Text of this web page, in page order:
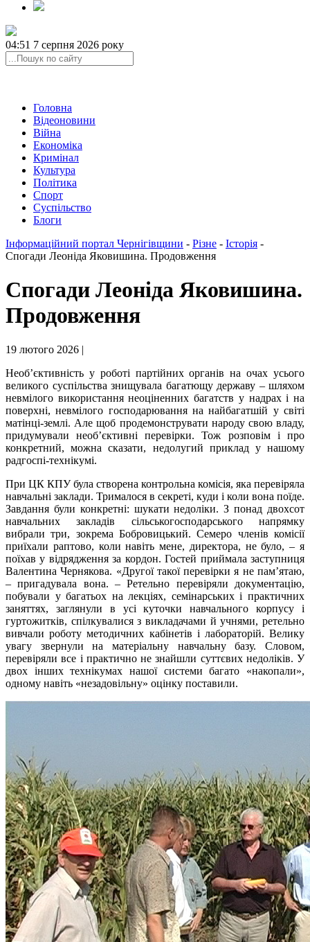
04:51 7 серпня 2026 року
Головна
Відеоновини
Війна
Економіка
Кримінал
Культура
Політика
Спорт
Суспільство
Блоги
Інформаційний портал Чернігівщини - Різне - Історія -
Спогади Леоніда Яковишина. Продовження
Спогади Леоніда Яковишина.
Продовження
19 лютого 2026 |
Необ’єктивність у роботі партійних органів на очах усього
великого суспільства знищувала багатющу державу – шляхом
невмілого використання неоціненних багатств у надрах і на
поверхні, невмілого господарювання на найбагатшій у світі
матінці-землі. Але щоб продемонструвати народу свою владу,
придумували необ’єктивні перевірки. Тож розповім і про
конкретний, можна сказати, недолугий приклад у нашому
радгоспі-технікумі.
При ЦК КПУ була створена контрольна комісія, яка перевіряла
навчальні заклади. Трималося в секреті, куди і коли вона поїде.
Завдання були конкретні: шукати недоліки. З понад двохсот
навчальних закладів сільськогосподарського напрямку
вибрали три, зокрема Бобровицький. Семеро членів комісії
приїхали раптово, коли навіть мене, директора, не було, – я
поїхав у відрядження за кордон. Гостей приймала заступниця
Валентина Чернякова. «Другої такої перевірки я не пам’ятаю,
– пригадувала вона. – Ретельно перевіряли документацію,
побували у багатьох на лекціях, семінарських і практичних
заняттях, заглянули в усі куточки навчального корпусу і
гуртожитків, спілкувалися з викладачами й учнями, ретельно
вивчали роботу методичних кабінетів і лабораторій. Велику
увагу звернули на матеріальну навчальну базу. Словом,
перевіряли все і практично не знайшли суттєвих недоліків. У
двох інших технікумах нашої системи багато «накопали»,
одному навіть «незадовільну» оцінку поставили.